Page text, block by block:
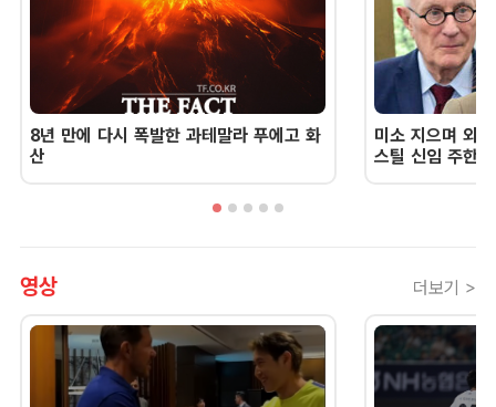
8년 만에 다시 폭발한 과테말라 푸에고 화
산
미소 지으며 외
스틸 신임 주한
영상 더보기 >